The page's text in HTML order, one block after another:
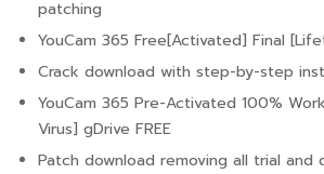
patching
YouCam 365 Free[Activated] Final
Crack download with step-by-step
YouCam 365 Pre-Activated 100%
Virus] gDrive FREE
Patch download removing all trial and